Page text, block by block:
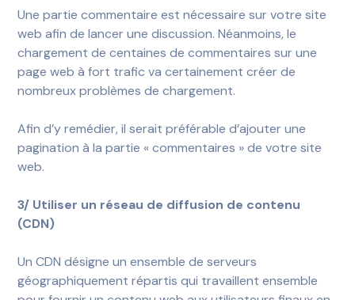
Une partie commentaire est nécessaire sur votre site
web afin de lancer une discussion. Néanmoins, le
chargement de centaines de commentaires sur une
page web à fort trafic va certainement créer de
nombreux problèmes de chargement.
Afin d’y remédier, il serait préférable d’ajouter une
pagination à la partie « commentaires » de votre site
web.
3/ Utiliser un réseau de diffusion de contenu
(CDN)
Un CDN désigne un ensemble de serveurs
géographiquement répartis qui travaillent ensemble